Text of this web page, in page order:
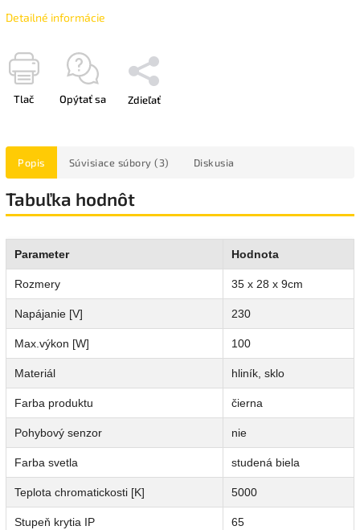
Detailné informácie
Tlač Opýtať sa Zdieľať
Popis Súvisiace súbory (3) Diskusia
Tabuľka hodnôt
Parameter Hodnota
Rozmery 35 x 28 x 9cm
Napájanie [V] 230
Max.výkon [W] 100
Materiál hliník, sklo
Farba produktu čierna
Pohybový senzor nie
Farba svetla studená biela
Teplota chromatickosti [K] 5000
Stupeň krytia IP 65